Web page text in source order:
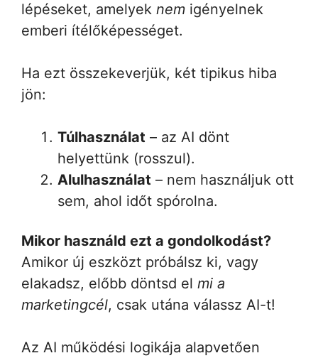
lépéseket, amelyek nem igényelnek
emberi ítélőképességet.
Ha ezt összekeverjük, két tipikus hiba
jön:
Túlhasználat – az AI dönt
helyettünk (rosszul).
Alulhasználat – nem használjuk ott
sem, ahol időt spórolna.
Mikor használd ezt a gondolkodást?
Amikor új eszközt próbálsz ki, vagy
elakadsz, előbb döntsd el mi a
marketingcél, csak utána válassz AI-t!
Az AI működési logikája alapvetően